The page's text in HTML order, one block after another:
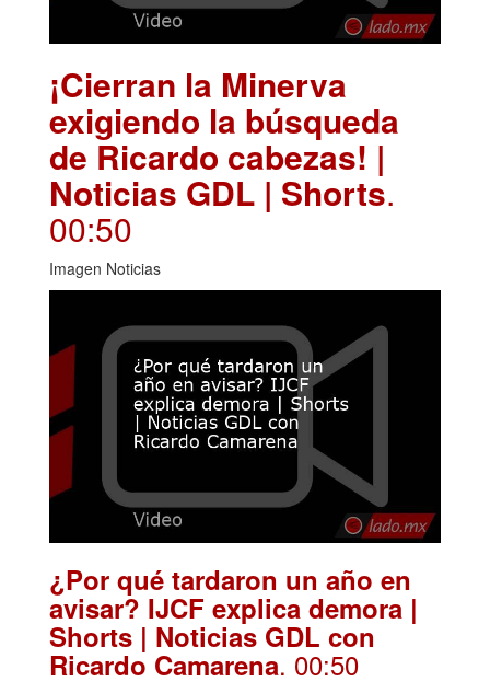
¡Cierran la Minerva
exigiendo la búsqueda
de Ricardo cabezas! |
Noticias GDL | Shorts.
00:50
Imagen Noticias
¿Por qué tardaron un año en
avisar? IJCF explica demora |
Shorts | Noticias GDL con
Ricardo Camarena. 00:50